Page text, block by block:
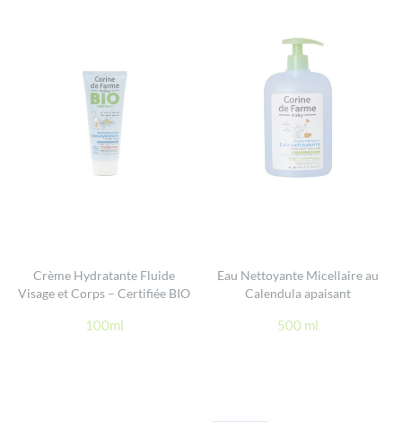
Crème Hydratante Fluide
Visage et Corps – Certifiée BIO
100ml
Eau Nettoyante Micellaire au
Calendula apaisant
500 ml